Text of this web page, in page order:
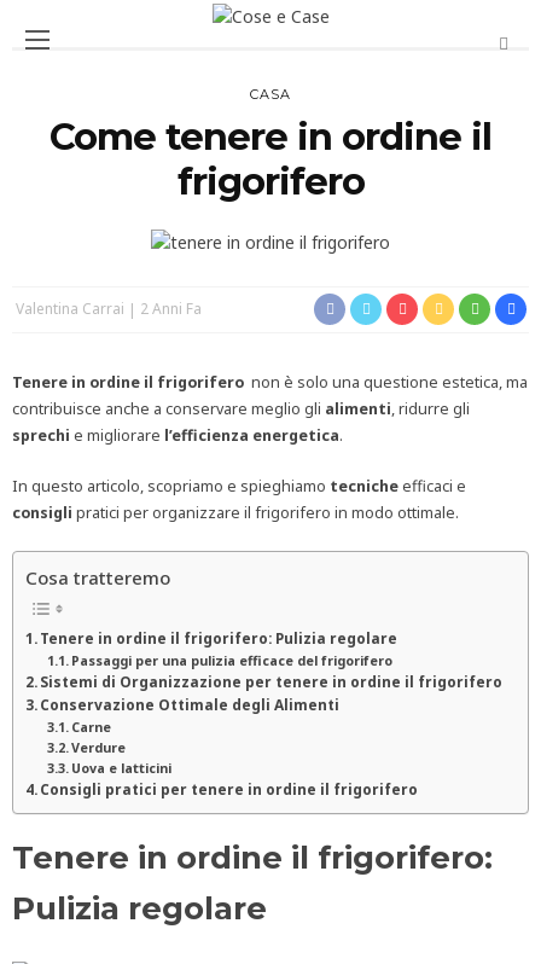
CASA
Come tenere in ordine il
frigorifero
Valentina Carrai 2 Anni Fa
Tenere in ordine il frigorifero non è solo una questione estetica, ma
contribuisce anche a conservare meglio gli alimenti, ridurre gli
sprechi e migliorare l’efficienza energetica.
In questo articolo, scopriamo e spieghiamo tecnicheefficaci e
consigli pratici per organizzare il frigorifero in modo ottimale.
Cosa tratteremo
Tenere in ordine il frigorifero: Pulizia regolare
Passaggi per una pulizia efficace del frigorifero
Sistemi di Organizzazione per tenere in ordine il frigorifero
Conservazione Ottimale degli Alimenti
Carne
Verdure
Uova e latticini
Consigli pratici per tenere in ordine il frigorifero
Tenere in ordine il frigorifero:
Pulizia regolare